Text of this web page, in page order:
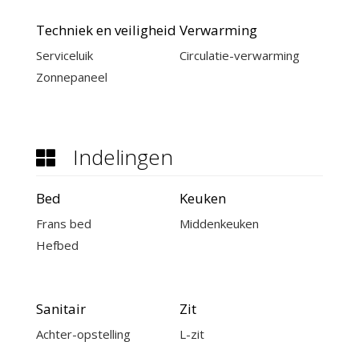
Techniek en veiligheid
Serviceluik
Zonnepaneel
Verwarming
Circulatie-verwarming
Indelingen
Bed
Frans bed
Hefbed
Keuken
Middenkeuken
Sanitair
Achter-opstelling
Zit
L-zit